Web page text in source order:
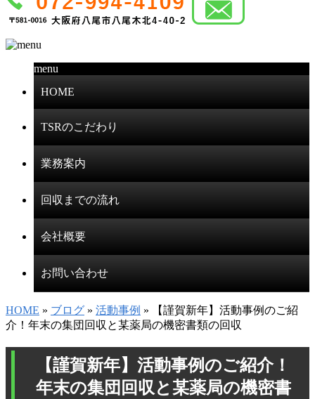
menu
HOME
TSRのこだわり
業務案内
回収までの流れ
会社概要
お問い合わせ
HOME » ブログ » 活動事例 » 【謹賀新年】活動事例のご紹
介！年末の集団回収と某薬局の機密書類の回収
【謹賀新年】活動事例のご紹介！
年末の集団回収と某薬局の機密書